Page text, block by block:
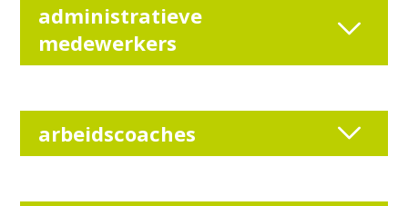
administratieve
medewerkers
arbeidscoaches